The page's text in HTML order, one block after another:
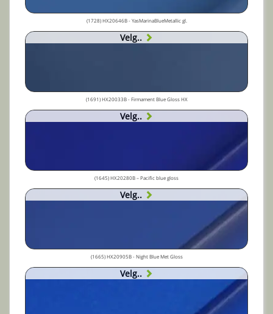
(1728) HX20646B - YasMarinaBlueMetallic gl.
Velg..
(1691) HX20033B - Firmament Blue Gloss HX
Velg..
(1645) HX20280B – Pacific blue gloss
Velg..
(1665) HX20905B - Night Blue Met Gloss
Velg..